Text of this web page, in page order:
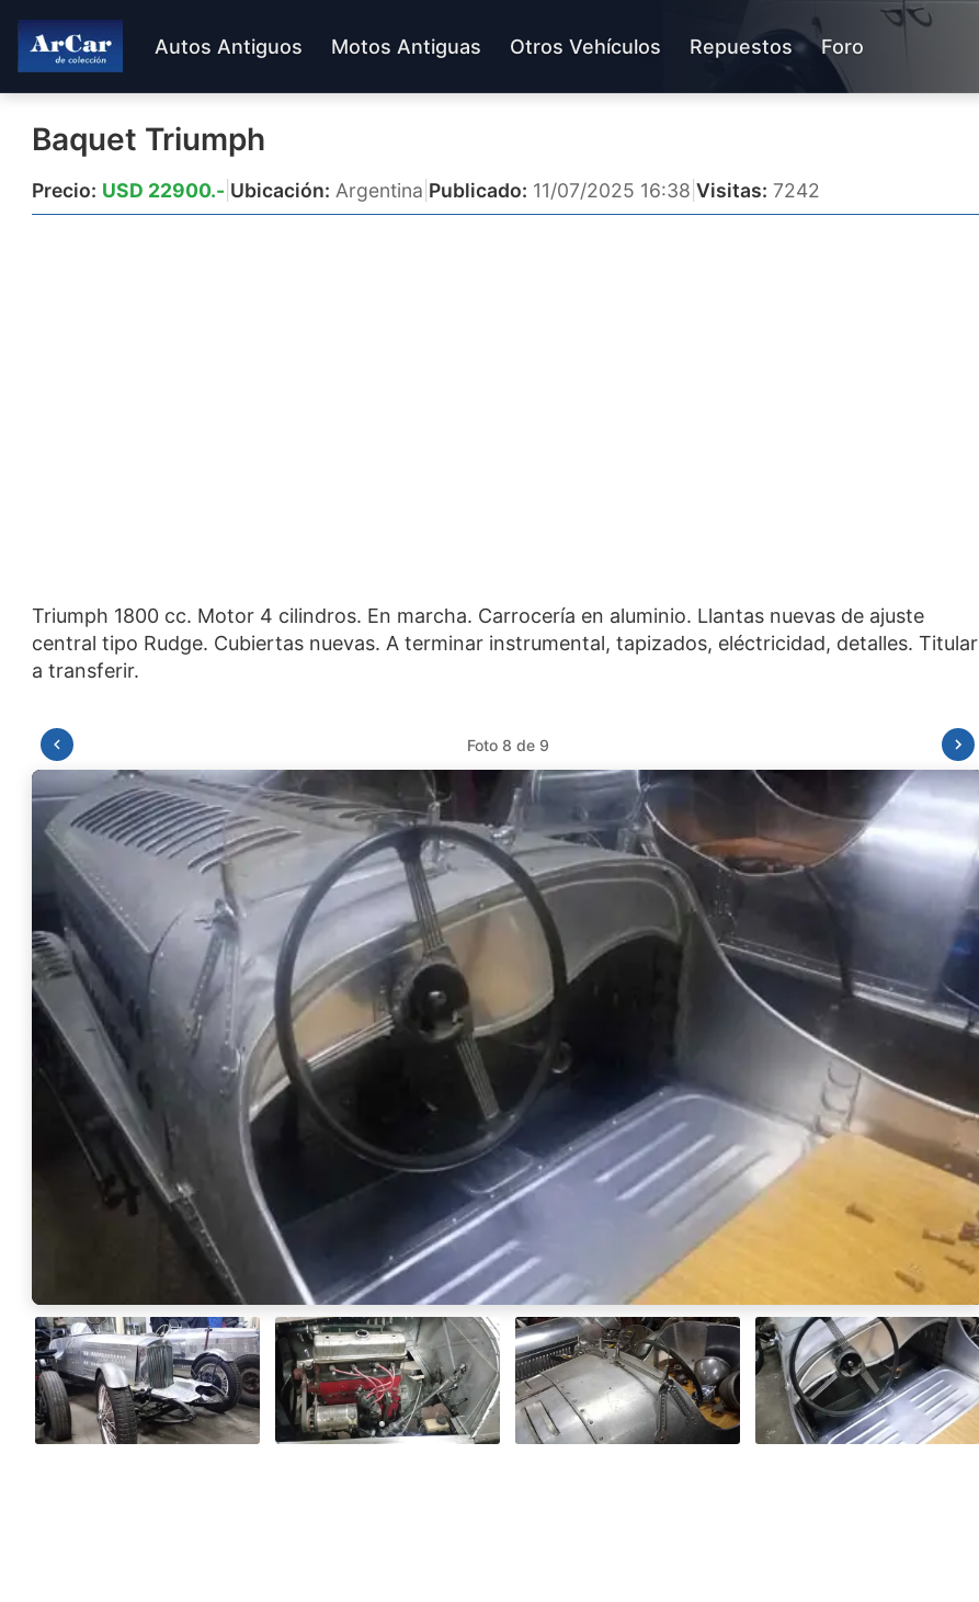
Autos Antiguos Motos Antiguas Otros Vehículos Repuestos Foro
Baquet Triumph
Precio: USD 22900.- Ubicación: Argentina Publicado: 11/07/2025 16:38 Visitas: 7242
Triumph 1800 cc. Motor 4 cilindros. En marcha. Carrocería en aluminio. Llantas nuevas de ajuste
central tipo Rudge. Cubiertas nuevas. A terminar instrumental, tapizados, eléctricidad, detalles. Titular
Foto 8 de 9